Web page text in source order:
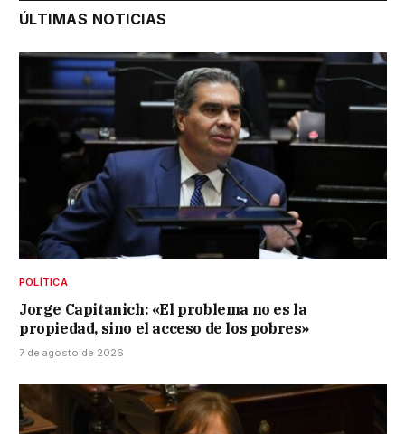
ÚLTIMAS NOTICIAS
POLÍTICA
Jorge Capitanich: «El problema no es la
propiedad, sino el acceso de los pobres»
7 de agosto de 2026